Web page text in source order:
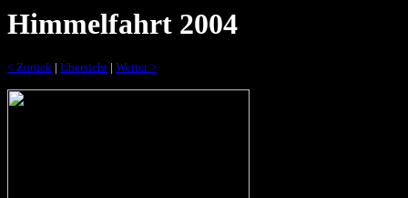
Himmelfahrt 2004
< Zurück | Übersicht | Weiter >